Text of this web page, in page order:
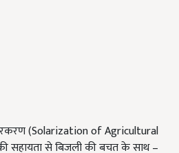
(Solarization of Agricultural
सहायता से बिजली की बचत के साथ –